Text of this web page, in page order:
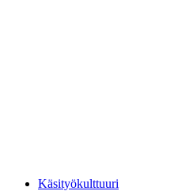
Käsityökulttuuri